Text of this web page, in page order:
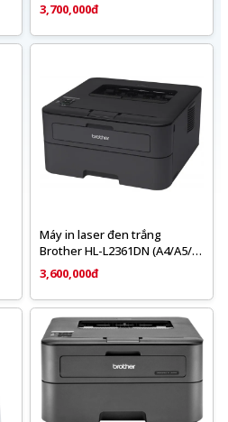
3,700,000đ
Máy in laser đen trắng
Brother HL-L2361DN (A4/A5/
Đảo mặt/ USB/ LAN)
3,600,000đ